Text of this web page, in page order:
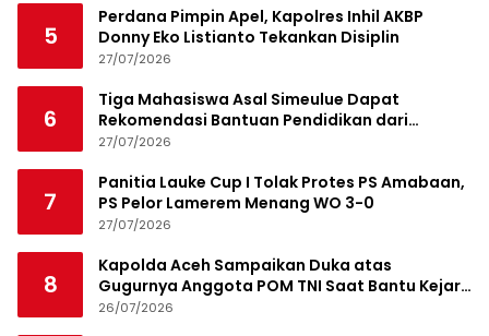
5
Perdana Pimpin Apel, Kapolres Inhil AKBP
Donny Eko Listianto Tekankan Disiplin
27/07/2026
6
Tiga Mahasiswa Asal Simeulue Dapat
Rekomendasi Bantuan Pendidikan dari
Jamaluddin Idham
27/07/2026
7
Panitia Lauke Cup I Tolak Protes PS Amabaan,
PS Pelor Lamerem Menang WO 3-0
27/07/2026
8
Kapolda Aceh Sampaikan Duka atas
Gugurnya Anggota POM TNI Saat Bantu Kejar
Bandar Narkoba
26/07/2026